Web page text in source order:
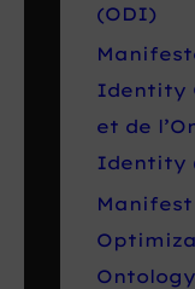
(ODI)
Identity
et de
Identity